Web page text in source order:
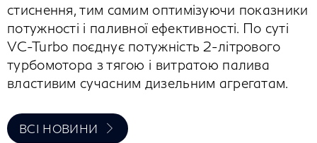
стиснення, тим самим оптимізуючи показники
потужності і паливної ефективності. По суті
VC-Turbo поєднує потужність 2-літрового
турбомотора з тягою і витратою палива
властивим сучасним дизельним агрегатам.
ВСІ НОВИНИ